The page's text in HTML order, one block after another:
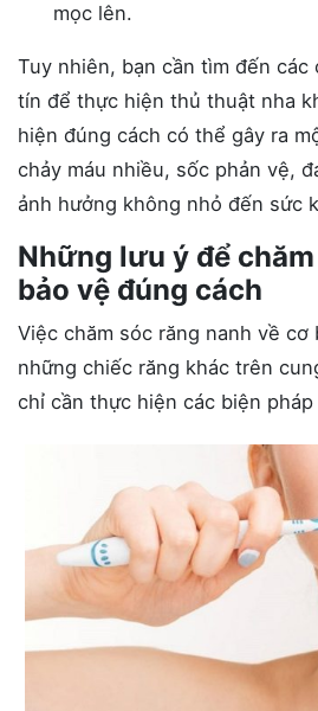
mọc lên.
Tuy nhiên, bạn cần tìm đến các
tín để thực hiện thủ thuật nha
hiện đúng cách có thể gây ra
chảy máu nhiều, sốc phản vệ,
ảnh hưởng không nhỏ đến sức
Những lưu ý để
bảo vệ đúng cách
Việc chăm sóc răng nanh về cơ
những chiếc răng khác trên
chỉ cần thực hiện các biện